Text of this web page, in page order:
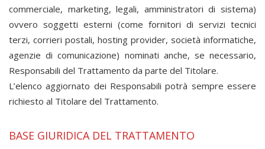
commerciale, marketing, legali, amministratori di sistema)
ovvero soggetti esterni (come fornitori di servizi tecnici
terzi, corrieri postali, hosting provider, società informatiche,
agenzie di comunicazione) nominati anche, se necessario,
Responsabili del Trattamento da parte del Titolare.
L’elenco aggiornato dei Responsabili potrà sempre essere
richiesto al Titolare del Trattamento.
BASE GIURIDICA DEL TRATTAMENTO